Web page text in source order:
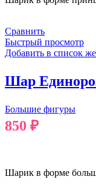
Сравнить
Быстрый просмотр
Добавить в список
Шар
Большие фигуры
850 ₽
Шарик в форме